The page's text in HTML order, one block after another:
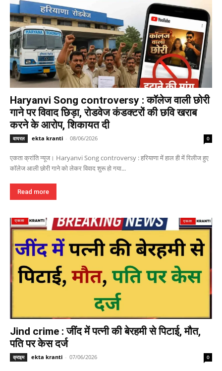
Haryanvi Song controversy : कॉलेज वाली छोरी
गाने पर विवाद छिड़ा, रोडवेज कंडक्टरों की छवि खराब
करने के आरोप, शिकायत दी
वायरल ekta kranti - 08/06/2026 0
एकता क्रांति न्यूज। Haryanvi Song controversy : हरियाणा में हाल ही में रिलीज हुए
कॉलेज आली छोरी गाने को लेकर विवाद शुरू हो गया...
Read more
Jind crime : जींद में पत्नी की बेरहमी से पिटाई, मौत,
पति पर केस दर्ज
क्राइम ekta kranti - 07/06/2026 0